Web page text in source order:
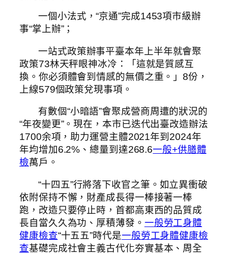
一個小法式，“京通”完成1453項市級辦
事“掌上辦”；
一站式政策辦事平臺本年上半年就會聚
政策73林天秤眼神冰冷：「這就是質感互
換。你必須體會到情感的無價之重。」8份，
上線579個政策兌現事項。
有數個“小暗語”會聚成營商周遭的狀況的
“年夜變更”。現在，本市已迭代出臺改造辦法
1700余項，助力運營主體2021年到2024年
年均增加6.2%、總量到達268.6一般+供膳體
檢萬戶。
“十四五”行將落下收官之筆。如立異衝破
依附保持不懈，財產成長得一棒接著一棒
跑，改造只要停止時，首都高東西的品質成
長自當久久為功、厚積薄發。 一般勞工身體
健康檢查“十五五”時代是一般勞工身體健康檢
查基礎完成社會主義古代化夯實基本、周全